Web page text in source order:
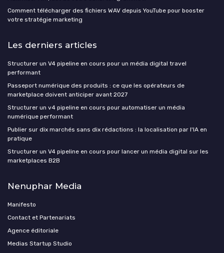
Comment télécharger des fichiers WAV depuis YouTube pour booster
votre stratégie marketing
Les derniers articles
Structurer un V4 pipeline en cours pour un média digital travel
performant
Passeport numérique des produits : ce que les opérateurs de
marketplace doivent anticiper avant 2027
Structurer un v4 pipeline en cours pour automatiser un média
numérique performant
Publier sur dix marchés sans dix rédactions : la localisation par l'IA en
pratique
Structurer un V4 pipeline en cours pour lancer un média digital sur les
marketplaces B2B
Nenuphar Media
Manifesto
Contact et Partenariats
Agence éditoriale
Medias Startup Studio